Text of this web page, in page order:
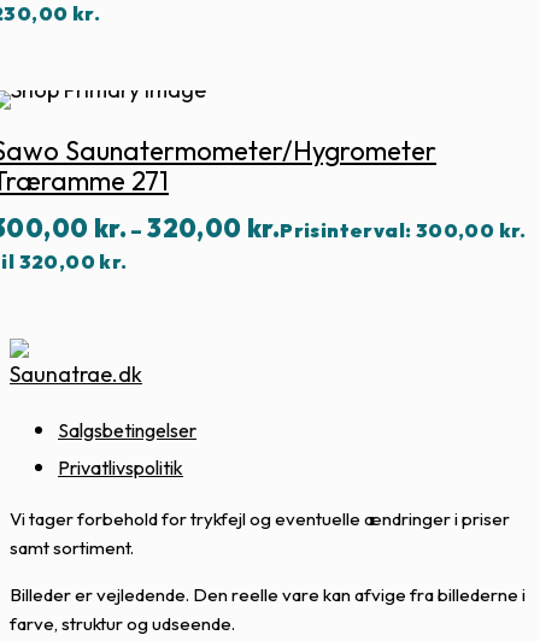
kr.
Saunatermometer/hygrometer
271
kr. – 320,00 kr.Prisinterval: 300,00 kr.
320,00 kr.
Salgsbetingelser
Privatlivspolitik
Vi tager forbehold for trykfejl og eventuelle ændringer i priser
samt sortiment.
Billeder er vejledende. Den reelle vare kan afvige fra billederne i
farve, struktur og udseende.